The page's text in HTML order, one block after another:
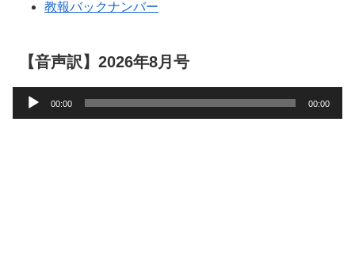
教報バックナンバー
【音声訳】2026年8月号
声
00:00 00:00